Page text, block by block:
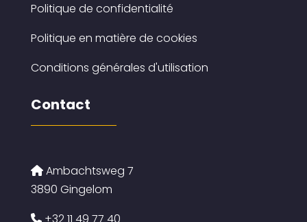
Politique de confidentialité
Politique en matière de cookies
Conditions générales d'utilisation
Contact
Ambachtsweg 7
3890 Gingelom